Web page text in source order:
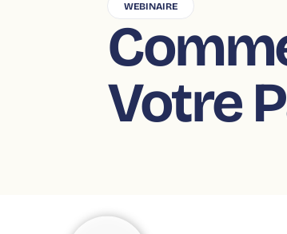
WEBINAIRE
Votre